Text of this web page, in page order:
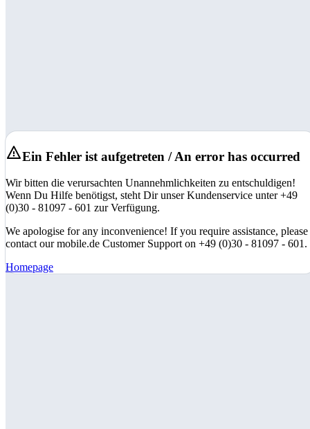
Ein Fehler ist aufgetreten / An error has occurred
Wir bitten die verursachten Unannehmlichkeiten zu entschuldigen!
Wenn Du Hilfe benötigst, steht Dir unser Kundenservice unter +49
(0)30 - 81097 - 601 zur Verfügung.
We apologise for any inconvenience! If you require assistance, please
contact our mobile.de Customer Support on +49 (0)30 - 81097 - 601.
Homepage